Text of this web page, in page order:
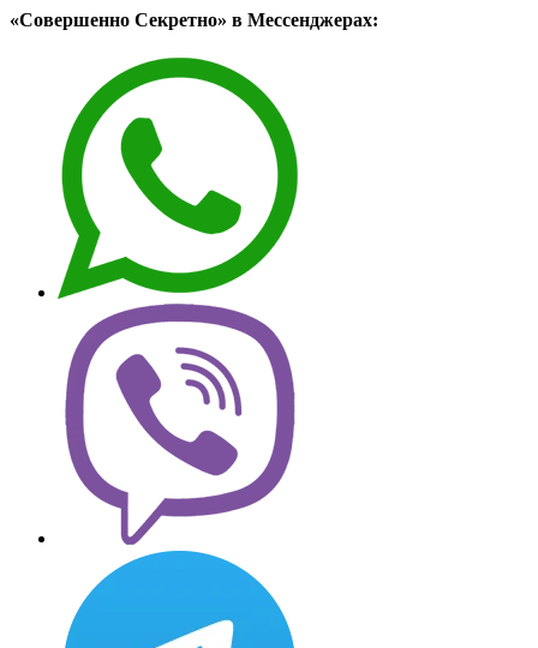
«Совершенно Секретно» в Мессенджерах: